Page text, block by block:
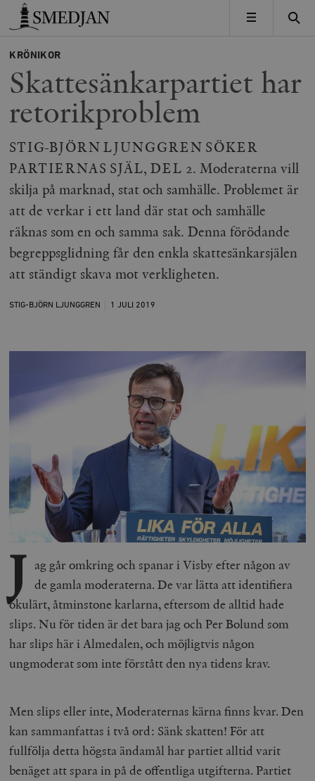
Timbro
MENY
KRÖNIKOR
Skattesänkarpartiet har
retorikproblem
STIG-BJÖRN LJUNGGREN SÖKER
PARTIERNAS SJÄL, DEL 2. Moderaterna vill
skilja på marknad, stat och samhälle. Problemet är
att de verkar i ett land där stat och samhälle
räknas som en och samma sak. Denna förödande
begreppsglidning får den enkla skattesänkarsjälen
att ständigt skava mot verkligheten.
STIG-BJÖRN LJUNGGREN 1 JULI 2019
J ag går omkring och spanar i Visby efter någon av
de gamla moderaterna. De var lätta att identifiera
okulärt, åtminstone karlarna, eftersom de alltid hade
slips. Nu för tiden är det bara jag och Per Bolund som
har slips här i Almedalen, och möjligtvis någon
ungmoderat som inte förstått den nya tidens krav.
Men slips eller inte, Moderaternas kärna finns kvar. Den
kan sammanfattas i två ord: Sänk skatten! För att
fullfölja detta högsta ändamål har partiet alltid varit
benäget att spara in på de offentliga utgifterna. Partiet